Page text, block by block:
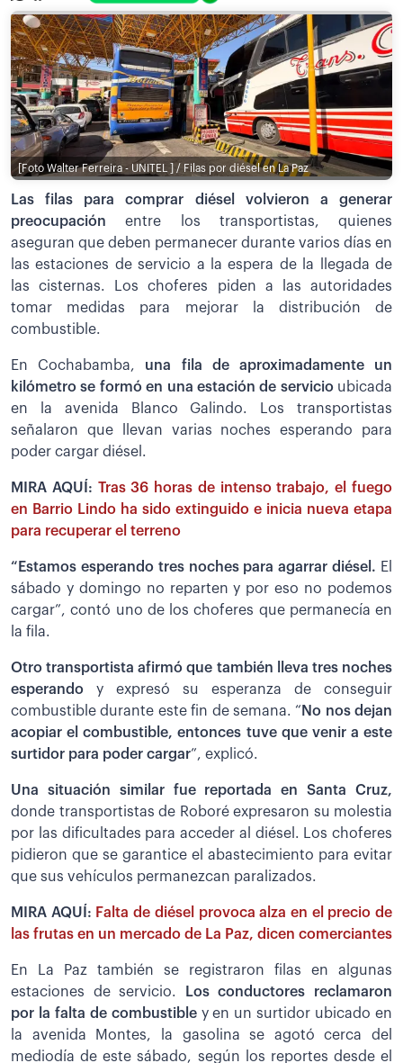
[Foto Walter Ferreira - UNITEL ] / Filas por diésel en La Paz
Las filas para comprar diésel volvieron a generar
preocupación entre los transportistas, quienes
aseguran que deben permanecer durante varios días en
las estaciones de servicio a la espera de la llegada de
las cisternas. Los choferes piden a las autoridades
tomar medidas para mejorar la distribución de
combustible.
En Cochabamba, una fila de aproximadamente un
kilómetro se formó en una estación de servicio ubicada
en la avenida Blanco Galindo. Los transportistas
señalaron que llevan varias noches esperando para
poder cargar diésel.
MIRA AQUÍ: Tras 36 horas de intenso trabajo, el fuego
en Barrio Lindo ha sido extinguido e inicia nueva etapa
para recuperar el terreno
“Estamos esperando tres noches para agarrar diésel. El
sábado y domingo no reparten y por eso no podemos
cargar”, contó uno de los choferes que permanecía en
la fila.
Otro transportista afirmó que también lleva tres noches
esperando y expresó su esperanza de conseguir
combustible durante este fin de semana. “ No nos dejan
acopiar el combustible, entonces tuve que venir a este
surtidor para poder cargar”, explicó.
Una situación similar fue reportada en Santa Cruz,
donde transportistas de Roboré expresaron su molestia
por las dificultades para acceder al diésel. Los choferes
pidieron que se garantice el abastecimiento para evitar
que sus vehículos permanezcan paralizados.
MIRA AQUÍ: Falta de diésel provoca alza en el precio de
las frutas en un mercado de La Paz, dicen comerciantes
En La Paz también se registraron filas en algunas
estaciones de servicio.
Los conductores reclamaron
por la falta de combustibley en un surtidor ubicado en
la avenida Montes, la gasolina se agotó cerca del
mediodía de este sábado, según los reportes desde el